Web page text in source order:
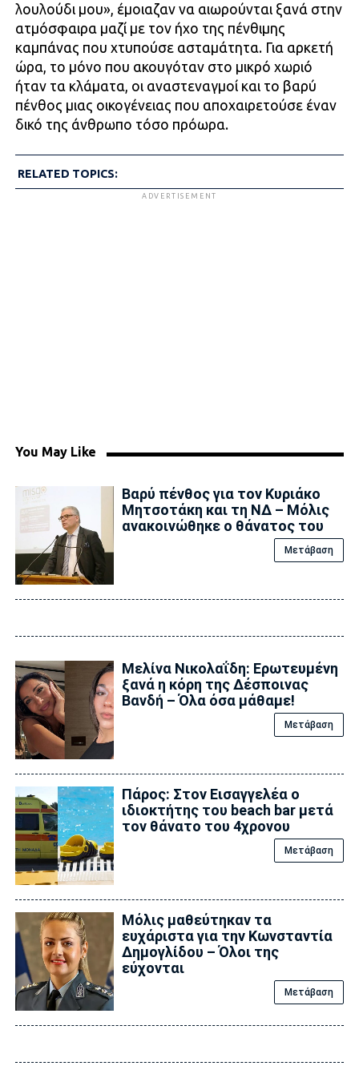
λουλούδι μου», έμοιαζαν να αιωρούνται ξανά στην
ατμόσφαιρα μαζί με τον ήχο της πένθιμης
καμπάνας που χτυπούσε ασταμάτητα. Για αρκετή
ώρα, το μόνο που ακουγόταν στο μικρό χωριό
ήταν τα κλάματα, οι αναστεναγμοί και το βαρύ
πένθος μιας οικογένειας που αποχαιρετούσε έναν
δικό της άνθρωπο τόσο πρόωρα.
RELATED TOPICS:
ADVERTISEMENT
You May Like
Βαρύ πένθος για τον Κυριάκο
Μητσοτάκη και τη ΝΔ – Μόλις
ανακοινώθηκε ο θάνατος του
Μετάβαση
Μελίνα Νικολαΐδη: Ερωτευμένη
ξανά η κόρη της Δέσποινας
Βανδή – Όλα όσα μάθαμε!
Μετάβαση
Πάρος: Στον Εισαγγελέα ο
ιδιοκτήτης του beach bar μετά
τον θάνατο του 4χρονου
Μετάβαση
Μόλις μαθεύτηκαν τα
ευχάριστα για την Κωνσταντία
Δημογλίδου – Όλοι της
εύχονται
Μετάβαση